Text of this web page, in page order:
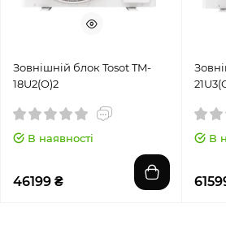
Зовнішній блок Tosot TM-
18U2(O)2
В наявності
46199 ₴
В